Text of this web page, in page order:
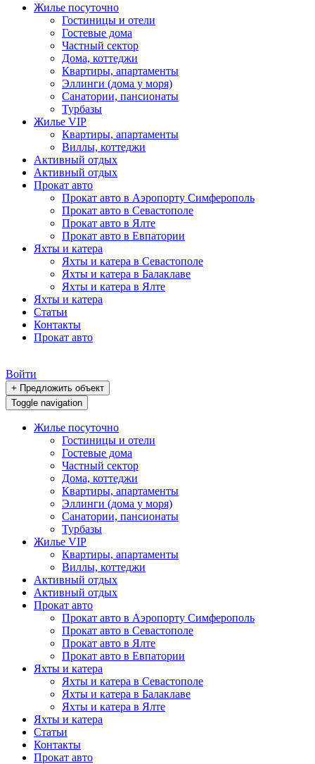
Жилье посуточно
Гостиницы и отели
Гостевые дома
Частный сектор
Дома, коттеджи
Квартиры, апартаменты
Эллинги (дома у моря)
Санатории, пансионаты
Турбазы
Жилье VIP
Квартиры, апартаменты
Виллы, коттеджи
Активный отдых
Активный отдых
Прокат авто
Прокат авто в Аэропорту Симферополь
Прокат авто в Севастополе
Прокат авто в Ялте
Прокат авто в Евпатории
Яхты и катера
Яхты и катера в Севастополе
Яхты и катера в Балаклаве
Яхты и катера в Ялте
Яхты и катера
Статьи
Контакты
Прокат авто
Войти
+ Предложить объект
Toggle navigation
Жилье посуточно
Гостиницы и отели
Гостевые дома
Частный сектор
Дома, коттеджи
Квартиры, апартаменты
Эллинги (дома у моря)
Санатории, пансионаты
Турбазы
Жилье VIP
Квартиры, апартаменты
Виллы, коттеджи
Активный отдых
Активный отдых
Прокат авто
Прокат авто в Аэропорту Симферополь
Прокат авто в Севастополе
Прокат авто в Ялте
Прокат авто в Евпатории
Яхты и катера
Яхты и катера в Севастополе
Яхты и катера в Балаклаве
Яхты и катера в Ялте
Яхты и катера
Статьи
Контакты
Прокат авто